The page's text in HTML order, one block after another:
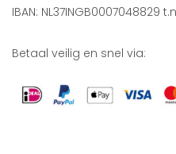
IBAN: NL37INGB0007048829
Betaal veilig en snel via: